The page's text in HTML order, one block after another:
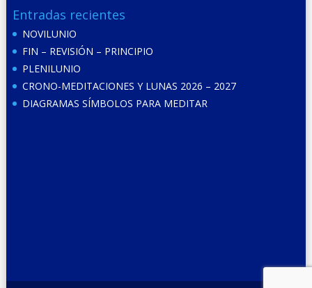
Entradas recientes
NOVILUNIO
FIN – REVISIÓN – PRINCIPIO
PLENILUNIO
CRONO-MEDITACIONES Y LUNAS 2026 – 2027
DIAGRAMAS SÍMBOLOS PARA MEDITAR